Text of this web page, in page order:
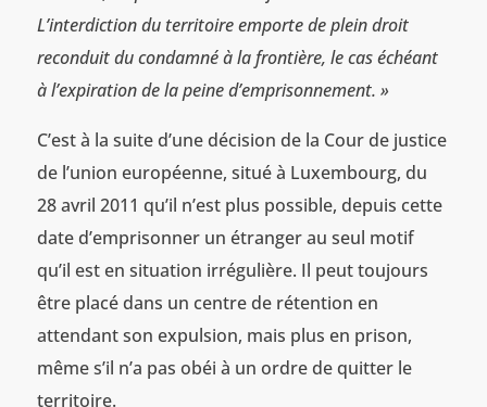
L’interdiction du territoire emporte de plein droit
reconduit du condamné à la frontière, le cas échéant
à l’expiration de la peine d’emprisonnement. »
C’est à la suite d’une décision de la Cour de justice
de l’union européenne, situé à Luxembourg, du
28 avril 2011 qu’il n’est plus possible, depuis cette
date d’emprisonner un étranger au seul motif
qu’il est en situation irrégulière. Il peut toujours
être placé dans un centre de rétention en
attendant son expulsion, mais plus en prison,
même s’il n’a pas obéi à un ordre de quitter le
territoire.